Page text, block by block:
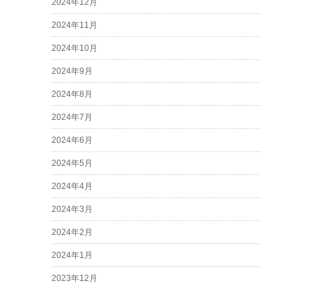
2024年12月
2024年11月
2024年10月
2024年9月
2024年8月
2024年7月
2024年6月
2024年5月
2024年4月
2024年3月
2024年2月
2024年1月
2023年12月